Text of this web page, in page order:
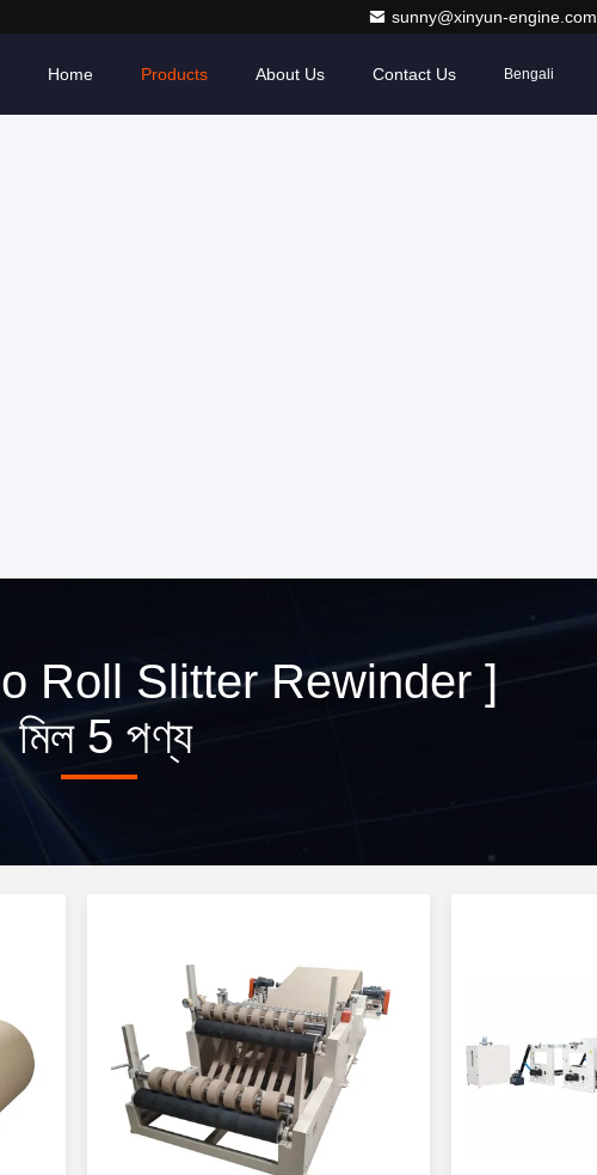
sunny@xinyun-engine.com
Home Products About Us Contact Us Bengali
Roll Slitter Rewinder ]
মিল 5 পণ্য